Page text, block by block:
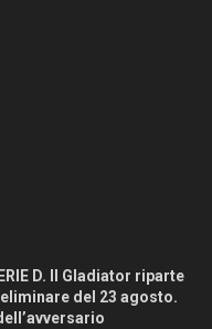
D. Il Gladiator riparte
del 23 agosto.